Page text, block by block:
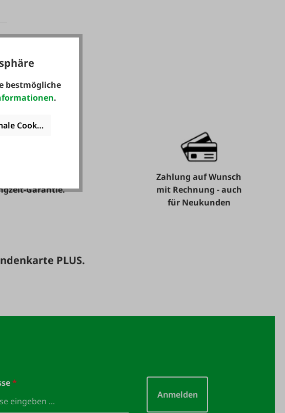
Garantie.
Zahlung auf Wunsch
mit Rechnung - auch
für Neukunden
PLUS.
*
Anmelden
bestmögliche
.
Cookies akzeptieren